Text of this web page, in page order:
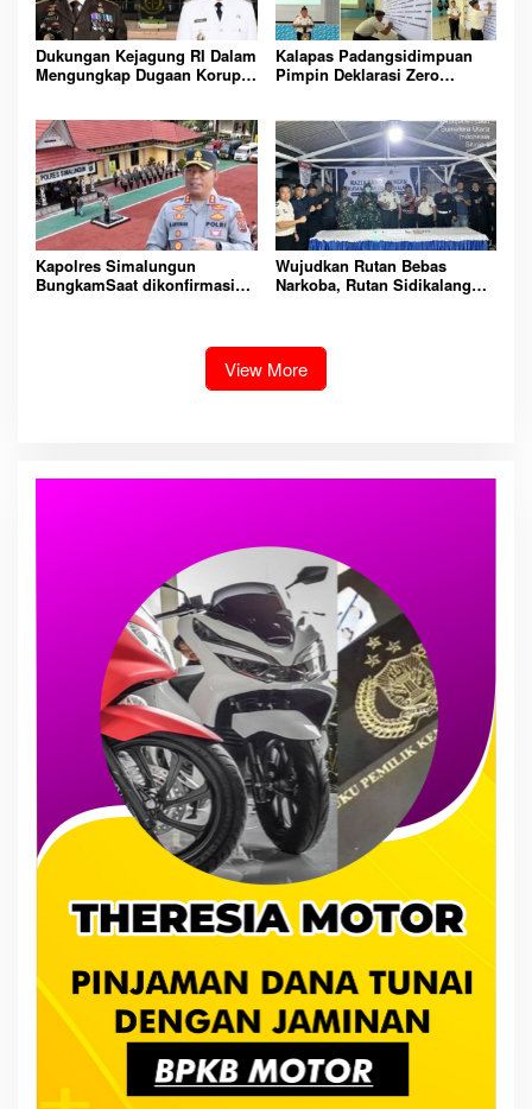
Dukungan Kejagung RI Dalam
Mengungkap Dugaan Korupsi
Dan Tangkap!
Kalapas Padangsidimpuan
Pimpin Deklarasi Zero
Padangsidimpuan
Kapolres Simalungun
BungkamSaat dikonfirmasi
Dikecamatan gunung malela
Wujudkan Rutan Bebas
Narkoba, Rutan Sidikalang
View More